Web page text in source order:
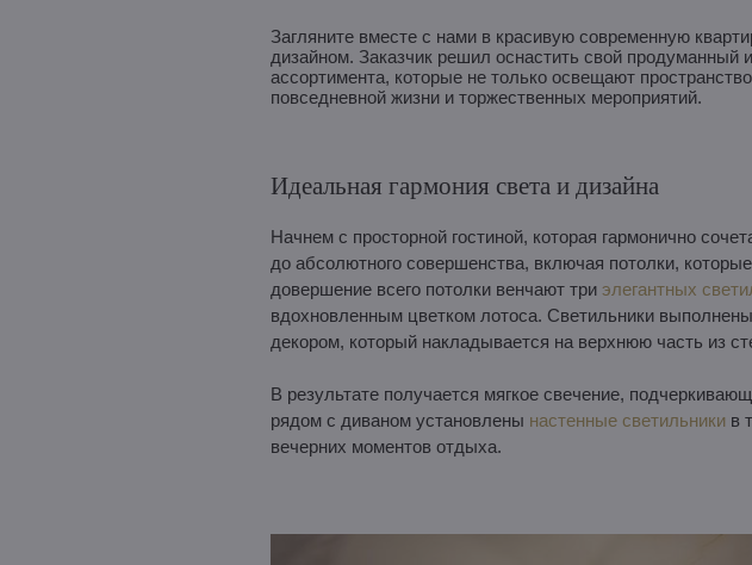
Загляните вместе с нами в красивую современную
дизайном. Заказчик решил оснастить свой продуманный
ассортимента, которые не только освещают
повседневной жизни и торжественных мероприятий.
Идеальная гармония света и дизайна
Начнем с просторной гостиной, которая гармонично
до абсолютного совершенства, включая потолки,
довершение всего потолки венчают три элегантных
вдохновленным цветком лотоса. Светильники
декором, который накладывается на верхнюю часть из
В результате получается мягкое свечение,
рядом с диваном установлены настенные светильникив
вечерних моментов отдыха.